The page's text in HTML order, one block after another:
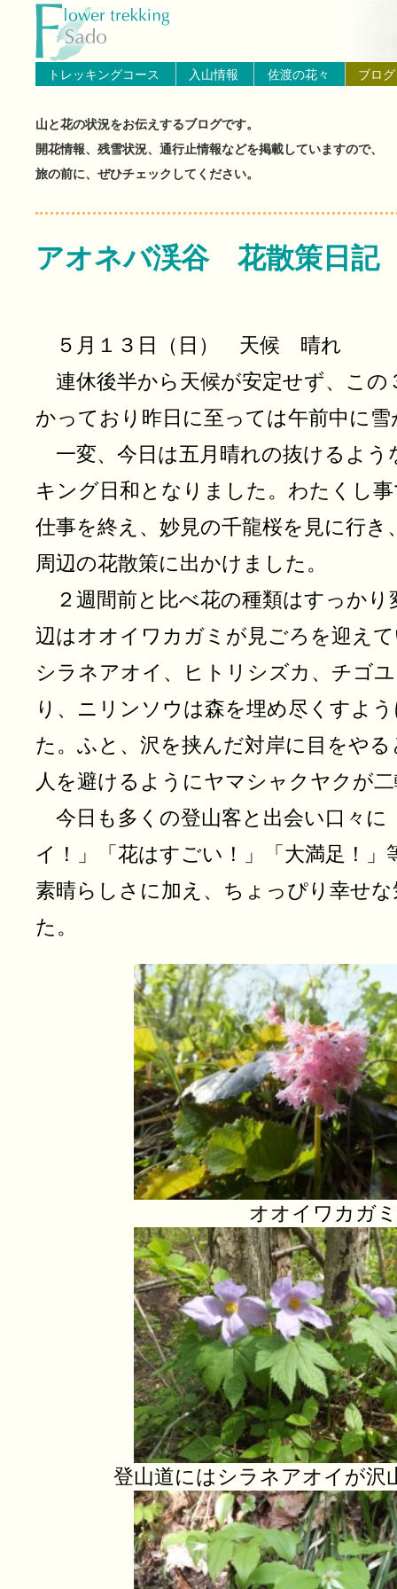
ブログ（佐渡島の山と花の状
トレッキングコース 入山情報 佐渡の花々 ブログ
山と花の状況をお伝えするブログです。
開花情報、残雪状況、通行止情報などを掲載していますので、
旅の前に、ぜひチェックしてください。
アオネバ渓谷 花散策日記
５月１３日（日） 天候 晴れ
連休後半から天候が安定せず、この
かっており昨日に至っては午前中に
一変、今日は五月晴れの抜けるよう
キング日和となりました。わたくし
仕事を終え、妙見の千龍桜を見に行
周辺の花散策に出かけました。
２週間前と比べ花の種類はすっかり
辺はオオイワカガミが見ごろを迎え
シラネアオイ、ヒトリシズカ、チゴ
り、ニリンソウは森を埋め尽くすよ
た。ふと、沢を挟んだ対岸に目をや
人を避けるようにヤマシャクヤクが
今日も多くの登山客と出会い口々に
イ！」「花はすごい！」「大満足！
素晴らしさに加え、ちょっぴり幸せ
た。
オオイワカガミ
登山道にはシラネアオイが沢
トップページへ戻る